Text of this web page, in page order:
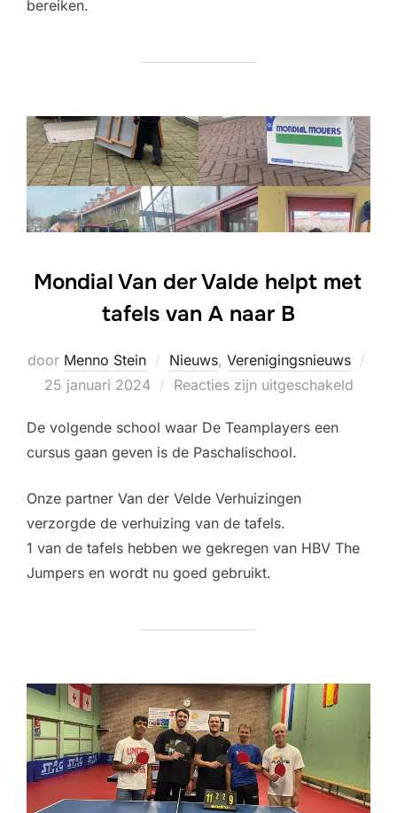
bereiken.
Mondial Van der Valde helpt met
tafels van A naar B
door Menno Stein Nieuws, Verenigingsnieuws
Geplaatst
25 januari 2024 Reacties zijn uitgeschakeld
De volgende school waar De Teamplayers een
cursus gaan geven is de Paschalischool.
Onze partner Van der Velde Verhuizingen
verzorgde de verhuizing van de tafels.
1 van de tafels hebben we gekregen van HBV The
Jumpers en wordt nu goed gebruikt.